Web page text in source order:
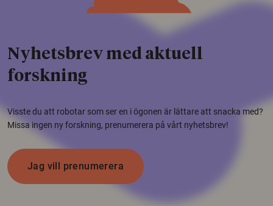
Nyhetsbrev med aktuell
forskning
Visste du att robotar som ser en i ögonen är lättare att snacka med?
Missa ingen ny forskning, prenumerera på vårt nyhetsbrev!
Jag vill prenumerera